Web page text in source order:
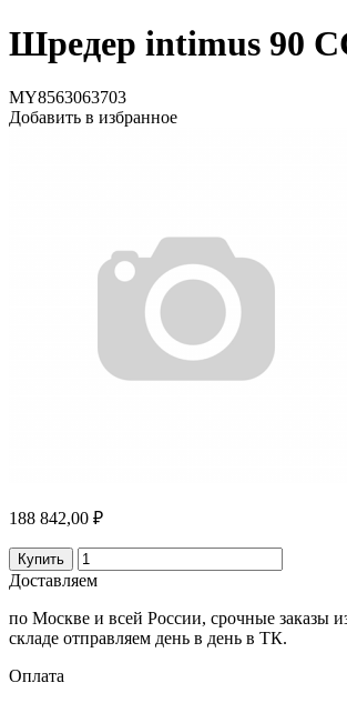
Шредер intimus 90
MY8563063703
Добавить в избранное
188 842,00 ₽
Купить
Доставляем
по Москве и всей России, срочные заказы
складе отправляем день в день в ТК.
Оплата